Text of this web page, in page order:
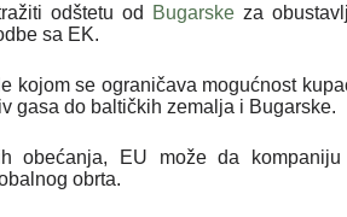
odštetu od Bugarske za
sa EK.
kojom se ograničava mogućnost
gasa do baltičkih zemalja i Bugarske.
obećanja, EU može da
obrta.